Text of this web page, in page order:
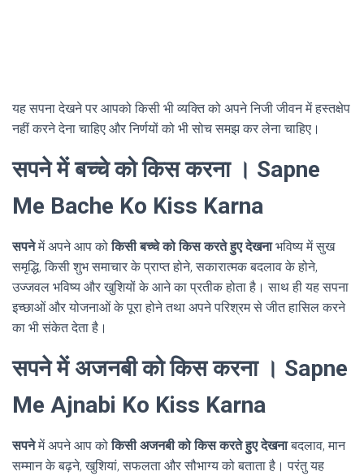
यह सपना देखने पर आपको किसी भी व्यक्ति को अपने निजी जीवन में हस्तक्षेप
नहीं करने देना चाहिए और निर्णयों को भी सोच समझ कर लेना चाहिए।
सपने में बच्चे को किस करना । Sapne
Me Bache Ko Kiss Karna
सपनेमें अपने आप कोकिसी बच्चे को किस करते हुए देखनाभविष्य में सुख
समृद्धि, किसी शुभ समाचार के प्राप्त होने, सकारात्मक बदलाव के होने,
उज्जवल भविष्य और खुशियों के आने का प्रतीक होता है। साथ ही यह सपना
इच्छाओं और योजनाओं के पूरा होने तथा अपने परिश्रम से जीत हासिल करने
का भी संकेत देता है।
सपने में अजनबी को किस करना । Sapne
Me Ajnabi Ko Kiss Karna
सपनेमें अपने आप कोकिसी अजनबी को किस करते हुए देखनाबदलाव, मान
सम्मान के बढ़ने, खुशियां, सफलता और सौभाग्य को बताता है। परंतु यह